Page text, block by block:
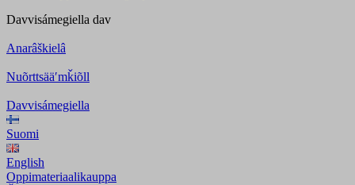
Davvisámegiella dav
Anarâškielâ
Nuõrttsääʹmǩiõll
Davvisámegiella
Suomi
English
Oppimateriaalikauppa